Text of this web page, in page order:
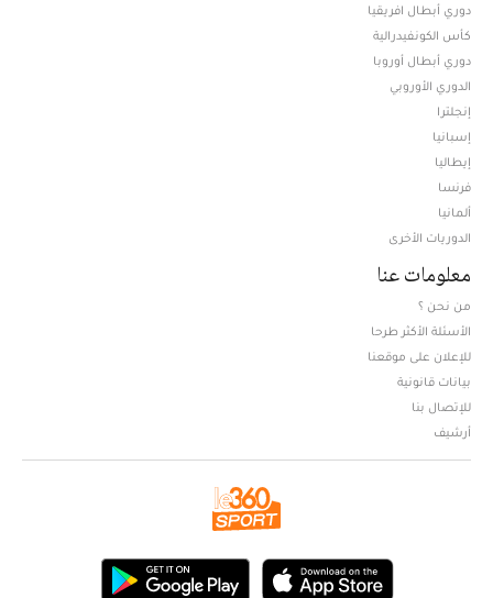
دوري أبطال افريقيا
كأس الكونفيدرالية
دوري أبطال أوروبا
الدوري الأوروبي
إنجلترا
إسبانيا
إيطاليا
فرنسا
ألمانيا
الدوريات الأخرى
معلومات عنا
من نحن ؟
الأسئلة الأكثر طرحا
للإعلان على موقعنا
بيانات قانونية
للإتصال بنا
أرشيف